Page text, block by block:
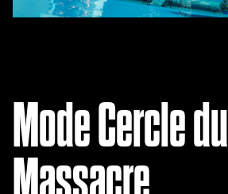
Mode Cercle du